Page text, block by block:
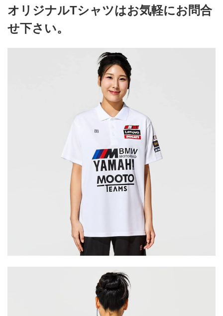
オリジナルTシャツはお気軽にお問合
せ下さい。